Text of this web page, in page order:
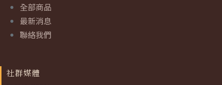
全部商品
最新消息
聯絡我們
社群媒體